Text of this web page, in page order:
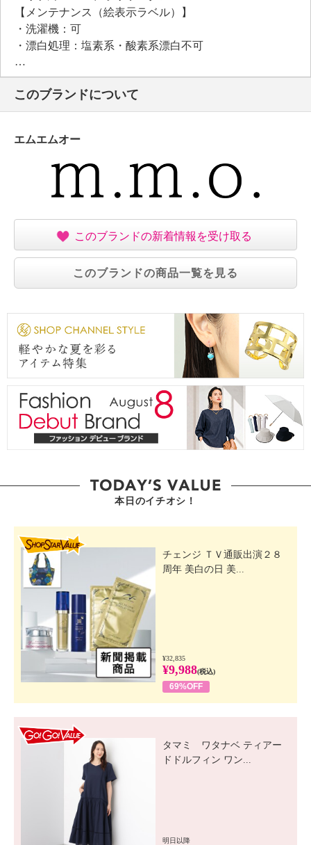
【メンテナンス（絵表示ラベル）】
・洗濯機：可
・漂白処理：塩素系・酸素系漂白不可
・タンブル乾燥：不可
・自然乾燥：日陰の吊り干し
・アイロン仕上げ：可（中温）
・ドライクリーニング：石油系ドライクリーニング可
【個体差あり】
・個体差あり
・中国製
このブランドについて
エムエムオー
このブランドの新着情報を受け取る
このブランドの商品一覧を見る
本日のイチオシ！
チェンジ ＴＶ通販出演２８
周年 美白の日 美...
¥32,835
¥9,988(税込)
69%OFF
タマミ ワタナベ ティアー
ドドルフィン ワン...
明日以降